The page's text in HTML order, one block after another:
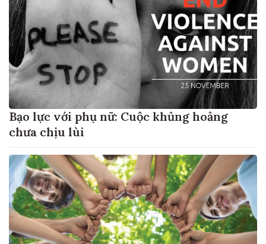
Bạo lực với phụ nữ: Cuộc khủng hoảng
chưa chịu lùi